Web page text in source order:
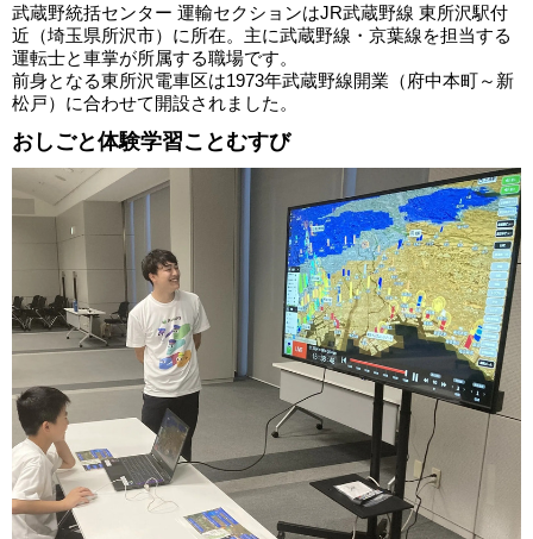
武蔵野統括センター 運輸セクションはJR武蔵野線 東所沢駅付
近（埼玉県所沢市）に所在。主に武蔵野線・京葉線を担当する
運転士と車掌が所属する職場です。
前身となる東所沢電車区は1973年武蔵野線開業（府中本町～新
松戸）に合わせて開設されました。
おしごと体験学習ことむすび